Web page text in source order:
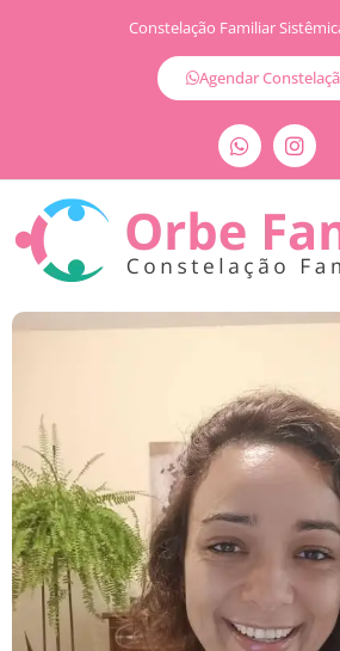
Constelação Familiar
Agendar